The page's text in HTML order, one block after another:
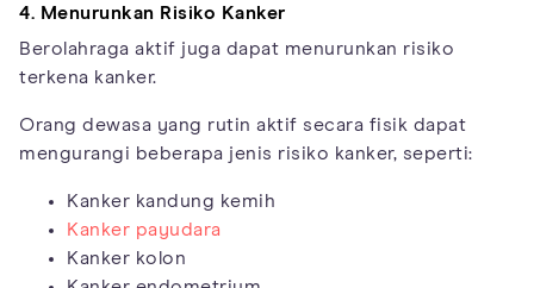
4. Menurunkan Risiko Kanker
Berolahraga aktif juga dapat menurunkan risiko
terkena kanker.
Orang dewasa yang rutin aktif secara fisik dapat
mengurangi beberapa jenis risiko kanker, seperti:
Kanker kandung kemih
Kanker payudara
Kanker kolon